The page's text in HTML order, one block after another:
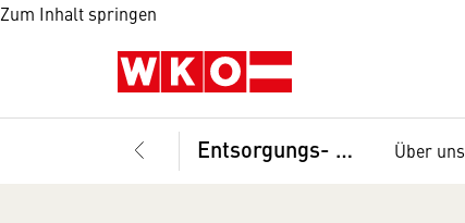
Zum Inhalt springen
Entsorgungs- und Ressourcenmanagement, Fachverband Über uns